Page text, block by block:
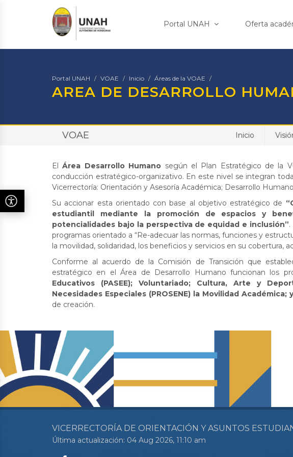
Portal UNAH Oferta
Portal UNAH VOAE Inicio Áreas de la VOAE
AREA DE DESARROLLO
VOAE Inicio
El Área Desarrollo Humano según el Plan Estratégico de la
conducción estratégico-organizativo. En este nivel se integran
Vicerrectoría: Orientación y Asesoría Académica; Desarrollo
Su accionar esta orientado con base al objetivo estratégico de
estudiantil mediante la promoción de espacios y
potencialidades bajo la perspectiva de equidad e inclusión”
programas orientado a “Re-adecuar las normas, funciones y
la movilidad, solidaridad, los beneficios y servicios en su cobertura,
Conforme al acuerdo de la Comisión de Transición que
estratégico en el Área de Desarrollo Humano funcionan los
Educativos (PASEE); Voluntariado; Cultura, Arte y
Necesidades Especiales (PROSENE) la Movilidad Académica;
de creación.
VICERRECTORÍA DE ORIENTACIÓN Y ASUNTOS
Última actualización: 04 Aug 2026, 11:10 am